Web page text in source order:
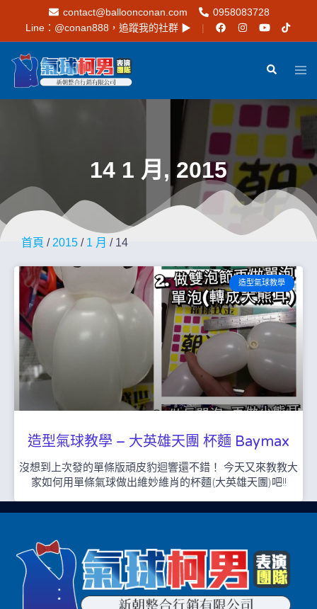
contact@balloonconan.com
0958083728
Line： @conan888 ，追蹤我的社群 ▶︎
14 1 月, 2015
首頁 / 2015 / 1 月 / 14
造型氣球教學
造型氣球教學 – 大英雄天團 杯麵 Baymax
沒想到上次發的單條版頑皮豹迴響還不錯！ 今天又來教教大
家如何用單條氣球做出維妙維肖的杯麵(大英雄天團)吧!!